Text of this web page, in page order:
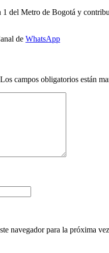
1 del Metro de Bogotá y
de WhatsApp
Los campos obligatorios están
navegador para la próxima